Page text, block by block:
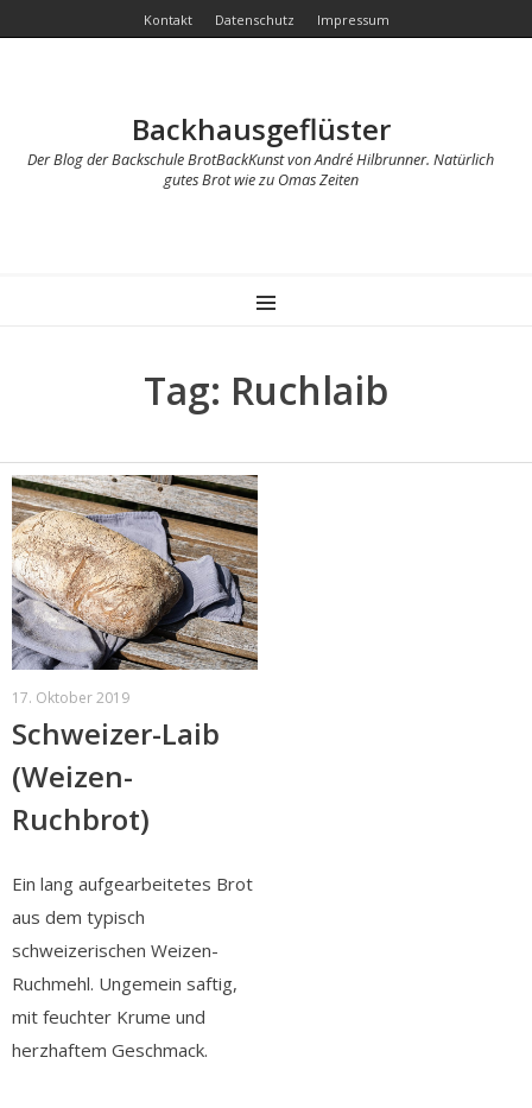
Kontakt Datenschutz Impressum
Backhausgeflüster
Der Blog der Backschule BrotBackKunst von André Hilbrunner. Natürlich
gutes Brot wie zu Omas Zeiten
MENU
Tag: Ruchlaib
17. Oktober 2019
Schweizer-Laib
(Weizen-
Ruchbrot)
Ein lang aufgearbeitetes Brot
aus dem typisch
schweizerischen Weizen-
Ruchmehl. Ungemein saftig,
mit feuchter Krume und
herzhaftem Geschmack.